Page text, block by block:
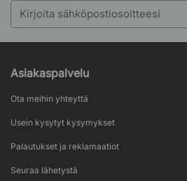
Asiakaspalvelu
Ota meihin yhteyttä
Usein kysytyt kysymykset
Palautukset ja reklamaatiot
Seuraa lähetystä